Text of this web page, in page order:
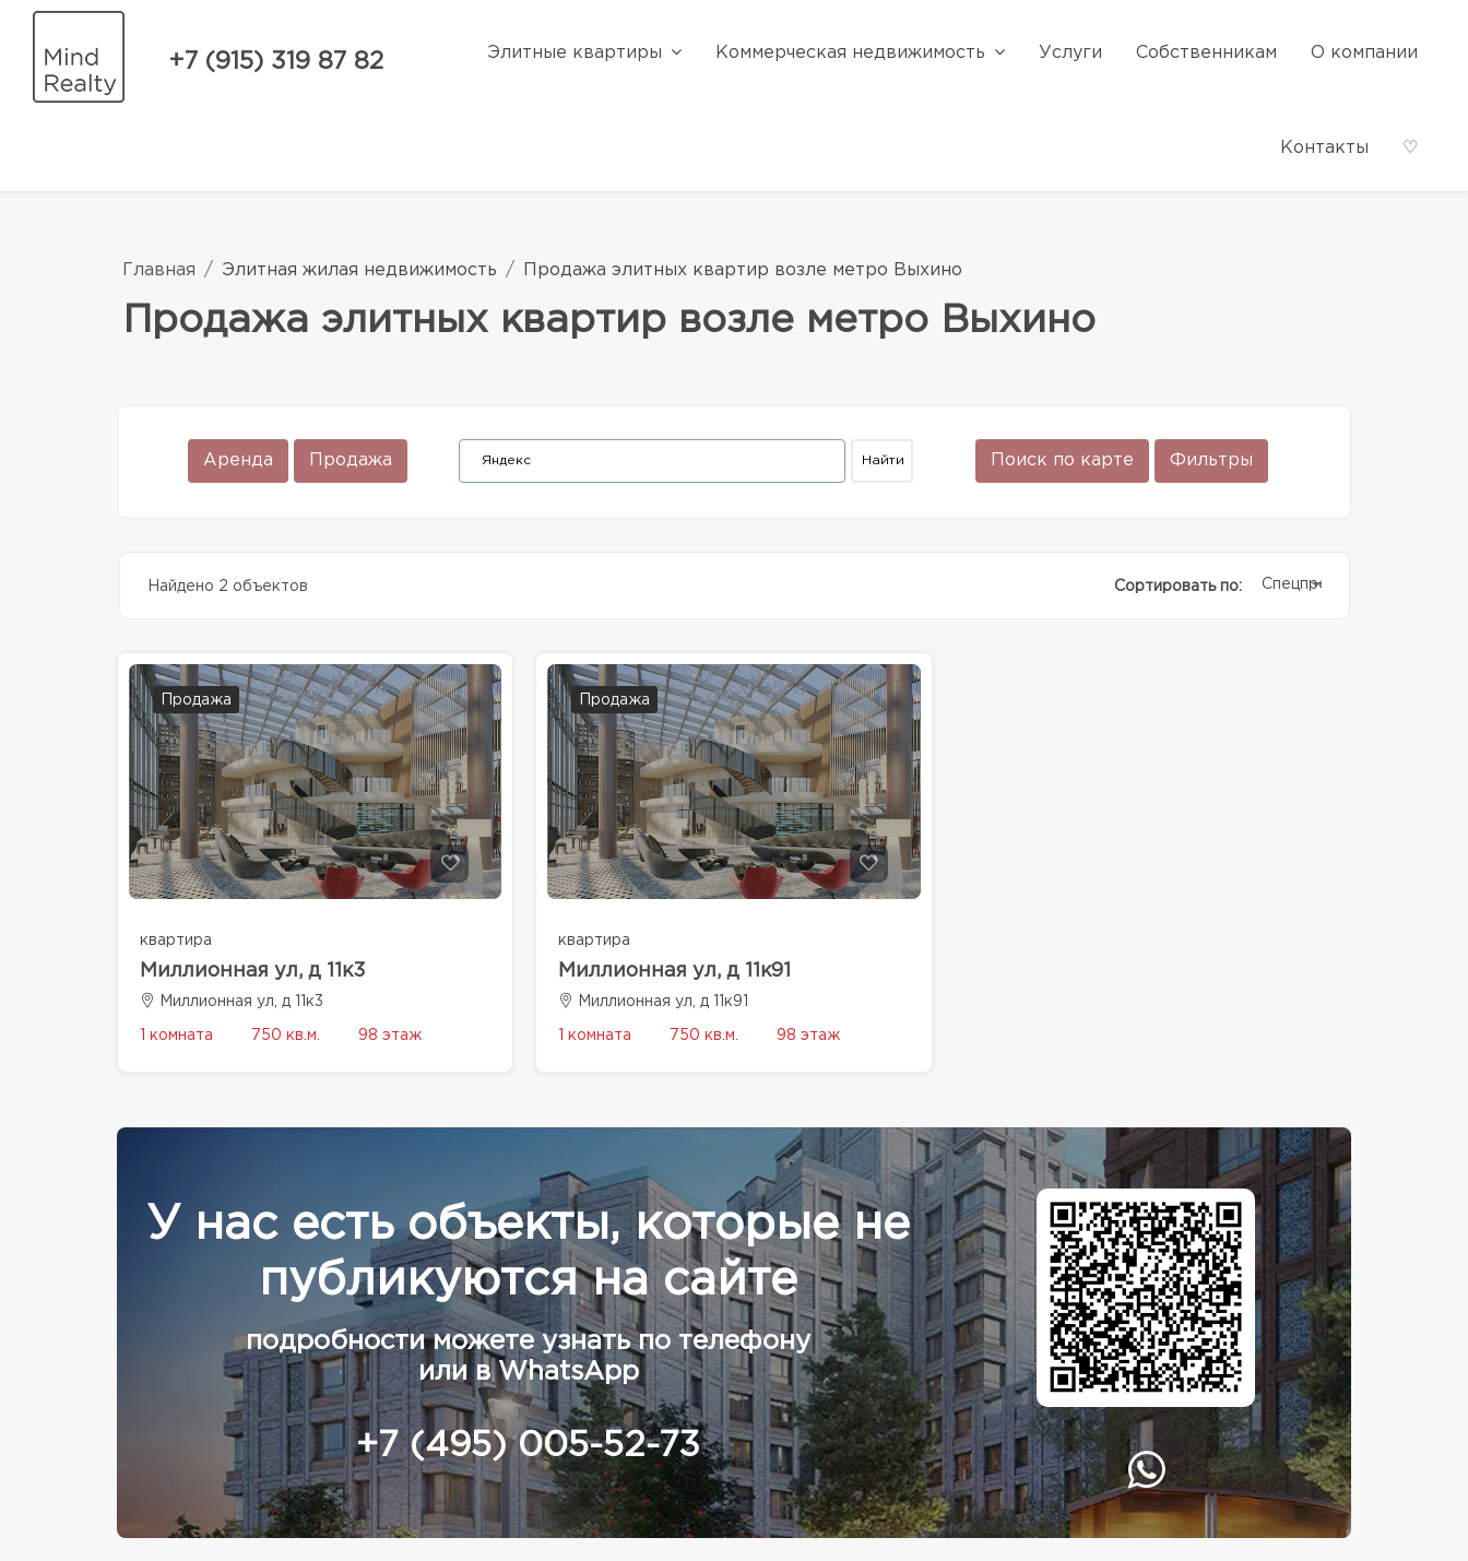
+7 (915) 319 87 82 Элитные квартиры Коммерческая недвижимость Услуги Собственникам О компании
Контакты ♡
Главная Элитная жилая недвижимость Продажа элитных квартир возле метро Выхино
Продажа элитных квартир возле метро Выхино
Аренда Продажа Поиск по карте Фильтры
Найдено 2 объектов Сортировать по: Спецпредолжение
Продажа
квартира
Миллионная ул, д 11к3
Миллионная ул, д 11к3
1 комната 750 кв.м. 98 этаж
Продажа
квартира
Миллионная ул, д 11к91
Миллионная ул, д 11к91
1 комната 750 кв.м. 98 этаж
У нас есть объекты, которые не
публикуются на сайте
подробности можете узнать по телефону
или в WhatsApp
+7 (495) 005-52-73